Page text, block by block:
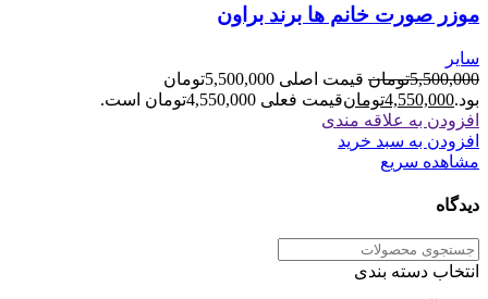
موزر صورت خانم ها برند براون
سایر
5,500,000تومان
قیمت اصلی 5,500,000تومان
بود.4,550,000تومانقیمت فعلی 4,550,000تومان است.
افزودن به علاقه مندی
افزودن به سبد خرید
مشاهده سریع
دیدگاه
انتخاب دسته بندی